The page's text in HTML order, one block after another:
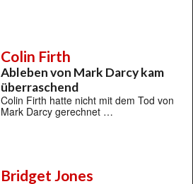
Colin Firth
Ableben von Mark Darcy kam
überraschend
Colin Firth hatte nicht mit dem Tod von
Mark Darcy gerechnet …
Bridget Jones